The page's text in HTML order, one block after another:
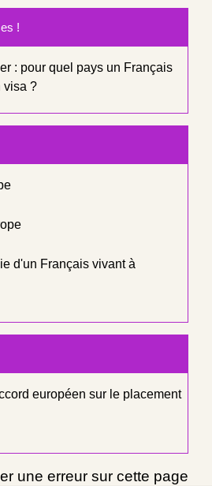
!
: pour quel pays un Français
visa ?
d'un Français vivant à
européen sur le placement
une erreur sur cette page